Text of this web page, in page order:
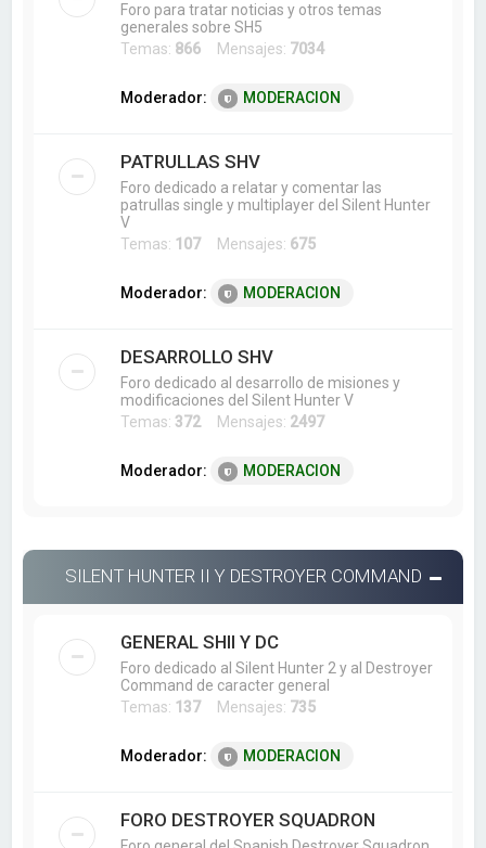
Foro para tratar noticias y otros temas
generales sobre SH5
Temas: 866 Mensajes: 7034
Moderador: MODERACION
PATRULLAS SHV
Foro dedicado a relatar y comentar las
patrullas single y multiplayer del Silent Hunter
V
Temas: 107Mensajes: 675
Moderador: MODERACION
DESARROLLO SHV
Foro dedicado al desarrollo de misiones y
modificaciones del Silent Hunter V
Temas: 372Mensajes: 2497
Moderador: MODERACION
SILENT HUNTER II Y DESTROYER COMMAND
GENERAL SHII Y DC
Foro dedicado al Silent Hunter 2 y al Destroyer
Command de caracter general
Temas: 137Mensajes: 735
Moderador: MODERACION
FORO DESTROYER SQUADRON